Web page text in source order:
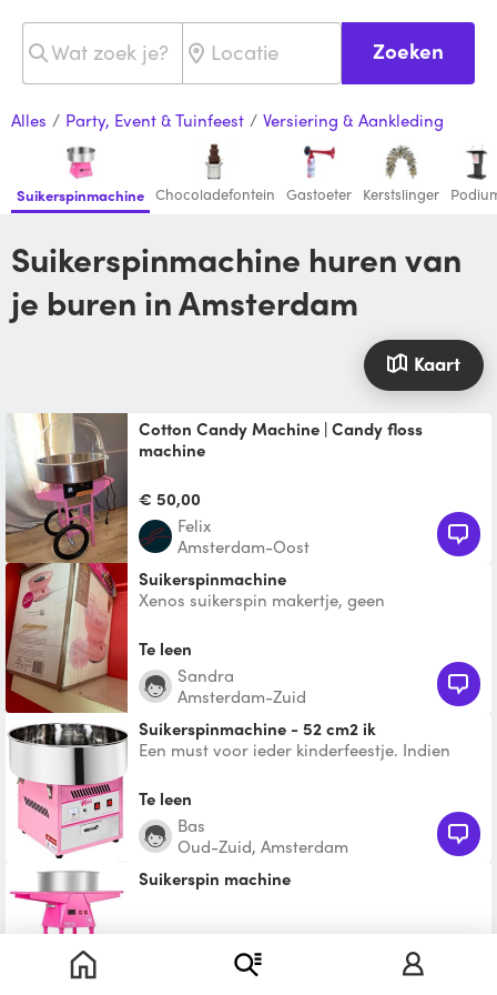
Zoeken
Alles / Party, Event & Tuinfeest / Versiering & Aankleding
Suikerspinmachine Chocoladefontein Gastoeter Kerstslinger
Suikerspinmachine huren van
je buren in Amsterdam
Kaart
Cotton Candy Machine | Candy floss
machine
per dag Prijs is inclusief suiker en stokjes
voor +/- 30
€ 50,00
Felix
Amsterdam-Oost
Suikerspinmachine
Xenos suikerspin makertje, geen
Te leen
Sandra
Amsterdam-Zuid
Suikerspinmachine - 52 cm2 ik
Een must voor ieder kinderfeestje. Indien
inclusief suiker
Te leen
Bas
Oud-Zuid, Amsterdam
Suikerspin machine